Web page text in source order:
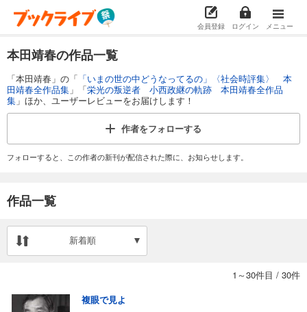
会員登録 ログイン メニュー
本田靖春の作品一覧
「本田靖春」の「 「いまの世の中どうなってるの」〈社会時評集〉 本
田靖春全作品集 」「栄光の叛逆者 小西政継の軌跡 本田靖春全作品
集 」ほか、ユーザーレビューをお届けします！
作者をフォローする
フォローすると、この作者の新刊が配信された際に、お知らせします。
作品一覧
新着順
1～30件目 / 30件
複眼で見よ